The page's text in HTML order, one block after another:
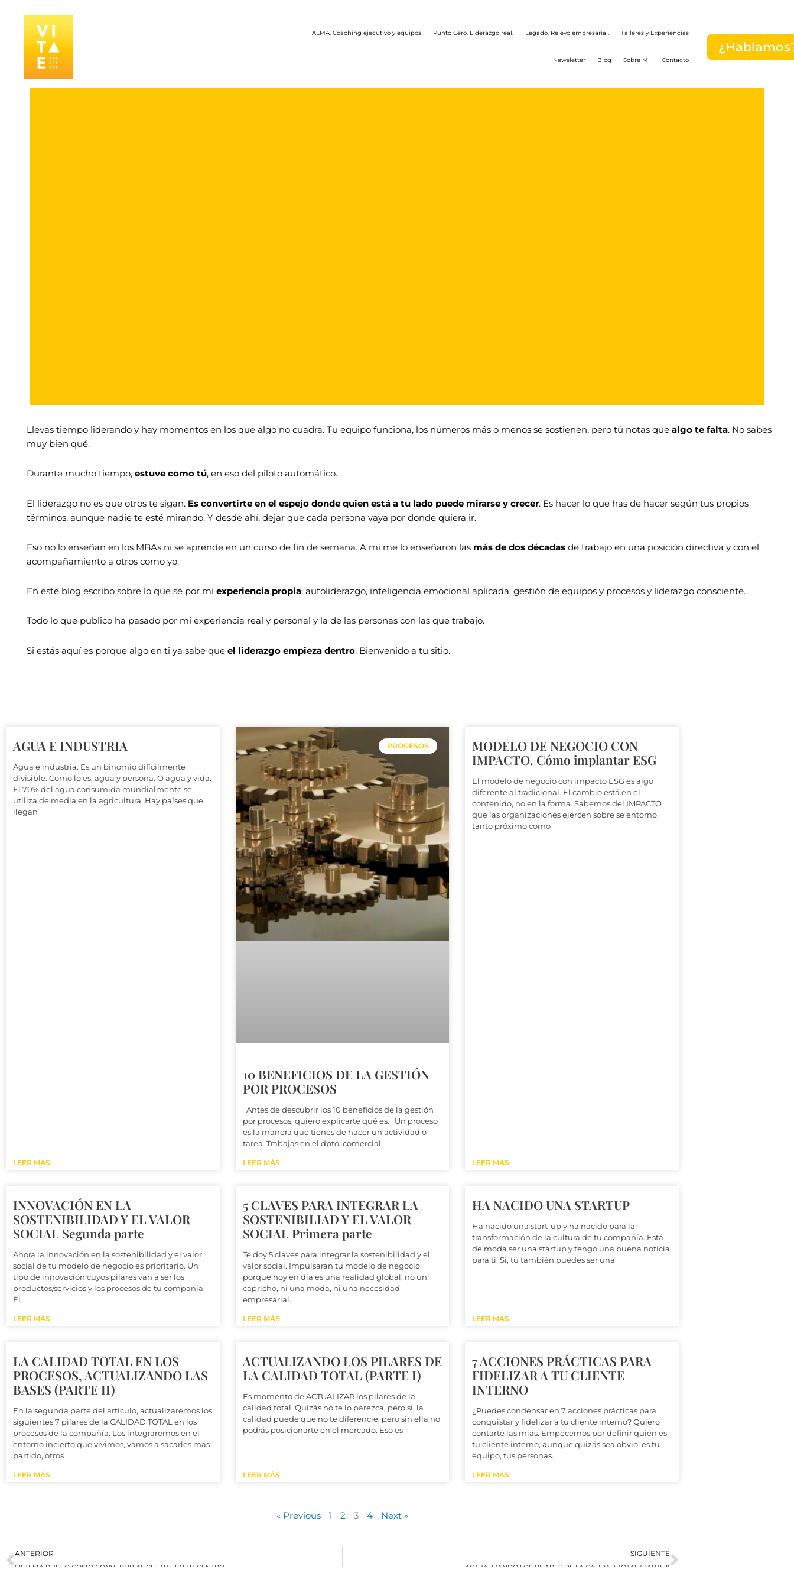
ALMA. Coaching ejecutivo y equipos Punto Cero. Liderazgo real. Legado. Relevo empresarial. Talleres y Experiencias
Newsletter Blog Sobre Mi Contacto
Llevas tiempo liderando y hay momentos en los que algo no cuadra. Tu equipo funciona, los números más o menos se sostienen, pero tú notas que algo te falta. No sabes
muy bien qué.
Durante mucho tiempo, estuve como tú, en eso del piloto automático.
El liderazgo no es que otros te sigan. Es convertirte en el espejo donde quien está a tu lado puede mirarse y crecer. Es hacer lo que has de hacer según tus propios
términos, aunque nadie te esté mirando. Y desde ahí, dejar que cada persona vaya por donde quiera ir.
Eso no lo enseñan en los MBAs ni se aprende en un curso de fin de semana. A mi me lo enseñaron las más de dos décadas de trabajo en una posición directiva y con el
acompañamiento a otros como yo.
En este blog escribo sobre lo que sé por mi experiencia propia: autoliderazgo, inteligencia emocional aplicada, gestión de equipos y procesos y liderazgo consciente.
Todo lo que publico ha pasado por mi experiencia real y personal y la de las personas con las que trabajo.
Si estás aquí es porque algo en ti ya sabe que el liderazgo empieza dentro. Bienvenido a tu sitio.
AGUA E INDUSTRIA
Agua e industria. Es un binomio difícilmente
divisible. Como lo es, agua y persona. O agua y vida.
El 70% del agua consumida mundialmente se
utiliza de media en la agricultura. Hay países que
llegan
LEER MÁS
PROCESOS
10 BENEFICIOS DE LA GESTIÓN
POR PROCESOS
Antes de descubrir los 10 beneficios de la gestión
por procesos, quiero explicarte qué es. Un proceso
es la manera que tienes de hacer un actividad o
tarea. Trabajas en el dpto. comercial
LEER MÁS
MODELO DE NEGOCIO CON
IMPACTO. Cómo implantar ESG
El modelo de negocio con impacto ESG es algo
diferente al tradicional. El cambio está en el
contenido, no en la forma. Sabemos del IMPACTO
que las organizaciones ejercen sobre se entorno,
tanto próximo como
LEER MÁS
INNOVACIÓN EN LA
SOSTENIBILIDAD Y EL VALOR
SOCIAL Segunda parte
Ahora la innovación en la sostenibilidad y el valor
social de tu modelo de negocio es prioritario. Un
tipo de innovación cuyos pilares van a ser los
productos/servicios y los procesos de tu compañía.
El
LEER MÁS
5 CLAVES PARA INTEGRAR LA
SOSTENIBILIAD Y EL VALOR
SOCIAL Primera parte
Te doy 5 claves para integrar la sostenibilidad y el
valor social. Impulsaran tu modelo de negocio
porque hoy en día es una realidad global, no un
capricho, ni una moda, ni una necesidad
empresarial.
LEER MÁS
HA NACIDO UNA STARTUP
Ha nacido una start-up y ha nacido para la
transformación de la cultura de tu compañía. Está
de moda ser una startup y tengo una buena noticia
para ti. Sí, tú también puedes ser una
LEER MÁS
LA CALIDAD TOTAL EN LOS
PROCESOS, ACTUALIZANDO LAS
BASES (PARTE II)
En la segunda parte del artículo, actualizaremos los
siguientes 7 pilares de la CALIDAD TOTAL en los
procesos de la compañía. Los integraremos en el
entorno incierto que vivimos, vamos a sacarles más
partido, otros
LEER MÁS
ACTUALIZANDO LOS PILARES DE
LA CALIDAD TOTAL (PARTE I)
Es momento de ACTUALIZAR los pilares de la
calidad total. Quizás no te lo parezca, pero sí, la
calidad puede que no te diferencie, pero sin ella no
podrás posicionarte en el mercado. Eso es
LEER MÁS
7 ACCIONES PRÁCTICAS PARA
FIDELIZAR A TU CLIENTE
INTERNO
¿Puedes condensar en 7 acciones prácticas para
conquistar y fidelizar a tu cliente interno? Quiero
contarte las mías. Empecemos por definir quién es
tu cliente interno, aunque quizás sea obvio, es tu
equipo, tus personas.
LEER MÁS
« Previous 1 2 3 4 Next »
Ant
ANTERIOR
SISTEMA PULL O CÓMO CONVERTIR AL CLIENTE EN TU CENTRO
SIGUIENTE
ACTUALIZANDO LOS PILARES DE LA CALIDAD TOTAL (PARTE I)
Siguiente